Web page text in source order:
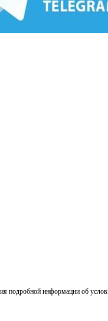
подробной информации об